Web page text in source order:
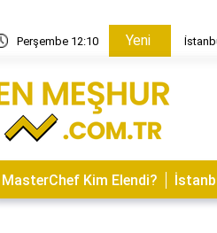
Perşembe 12:10 Yeni
İstanbul'dan
MasterChef Kim Elendi?